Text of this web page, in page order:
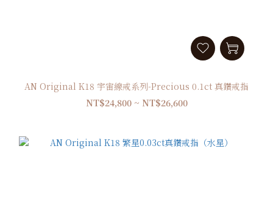
AN Original K18 宇宙線戒系列-Precious 0.1ct 真鑽戒指
NT$24,800 ~ NT$26,600